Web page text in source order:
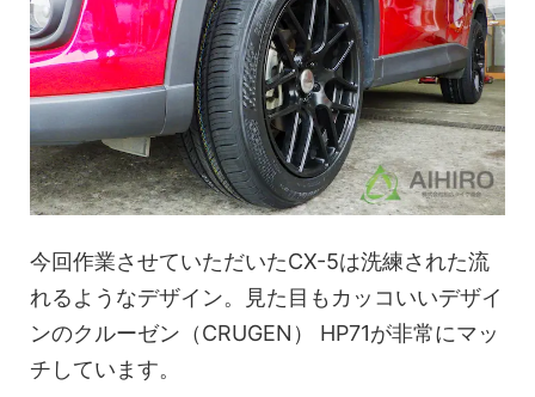
今回作業させていただいたCX-5は洗練された流
れるようなデザイン。見た目もカッコいいデザイ
ンのクルーゼン（CRUGEN） HP71が非常にマッ
チしています。